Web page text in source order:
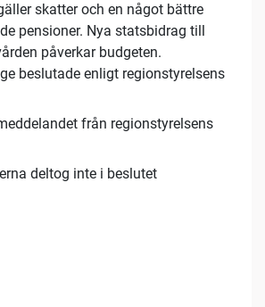
skatter och en något bättre
pensioner. Nya statsbidrag till
påverkar budgeten.
beslutade enligt regionstyrelsens
från regionstyrelsens
deltog inte i beslutet